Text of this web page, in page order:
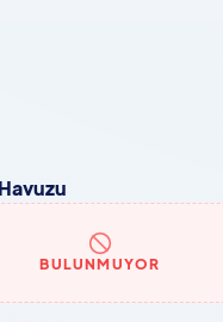
BULUNMUYOR